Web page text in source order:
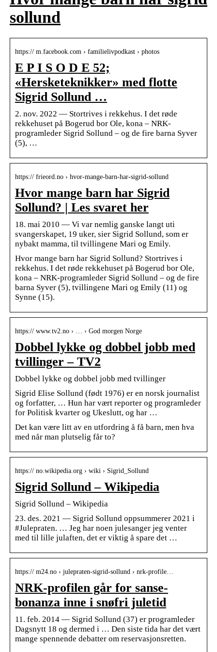
sollund
https:// m.facebook.com › familielivpodkast › photos
E P I S O D E 52;
«Hersketeknikker» med flotte
Sigrid Sollund …
2. nov. 2022 — Stortrives i rekkehus. I det røde
rekkehuset på Bogerud bor Ole, kona – NRK-
programleder Sigrid Sollund – og de fire barna Syver
(5), …
https:// frieord.no › hvor-mange-barn-har-sigrid-sollund
Hvor mange barn har Sigrid
Sollund? | Les svaret her
18. mai 2010 — Vi var nemlig ganske langt uti
svangerskapet, 19 uker, sier Sigrid Sollund, som er
nybakt mamma, til tvillingene Mari og Emily.
Hvor mange barn har Sigrid Sollund? Stortrives i
rekkehus. I det røde rekkehuset på Bogerud bor Ole,
kona – NRK-programleder Sigrid Sollund – og de fire
barna Syver (5), tvillingene Mari og Emily (11) og
Synne (15).
https:// www.tv2.no › … › God morgen Norge
Dobbel lykke og dobbel jobb med
tvillinger – TV2
Dobbel lykke og dobbel jobb med tvillinger
Sigrid Elise Sollund (født 1976) er en norsk journalist
og forfatter, … Hun har vært reporter og programleder
for Politisk kvarter og Ukeslutt, og har …
Det kan være litt av en utfordring å få barn, men hva
med når man plutselig får to?
https:// no.wikipedia.org › wiki › Sigrid_Sollund
Sigrid Sollund – Wikipedia
Sigrid Sollund – Wikipedia
23. des. 2021 — Sigrid Sollund oppsummerer 2021 i
#Julepraten. … Jeg har noen julesanger jeg venter
med til lille julaften, det er viktig å spare det …
https:// m24.no › julepraten-sigrid-sollund › nrk-profile…
NRK-profilen går for sanse-
bonanza inne i snøfri juletid
11. feb. 2014 — Sigrid Sollund (37) er programleder
Dagsnytt 18 og dermed i … Den siste tida har det vært
mange spennende debatter om reservasjonsretten.